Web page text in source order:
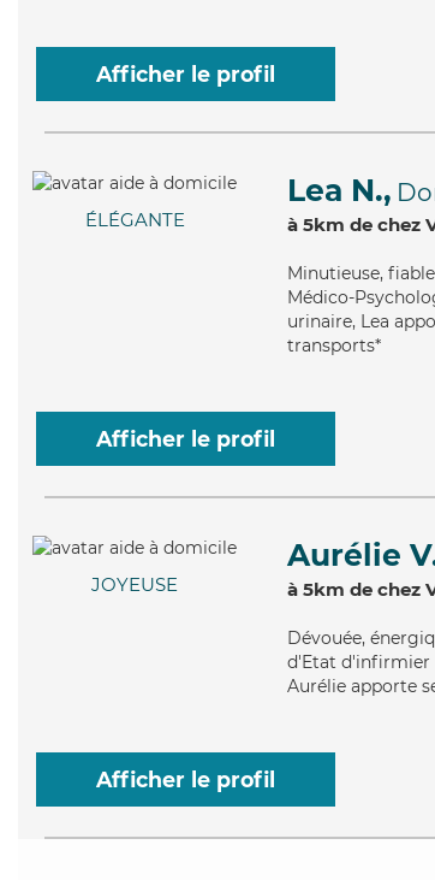
Afficher le profil
ÉLÉGANTE
Lea N.,
à 5km de chez
Minutieuse,
Médico-
urinaire, Lea
transports*
Afficher le profil
JOYEUSE
Aurélie
à 5km de chez
Dévouée,
d'Etat d'infirmier
Aurélie apporte
Afficher le profil